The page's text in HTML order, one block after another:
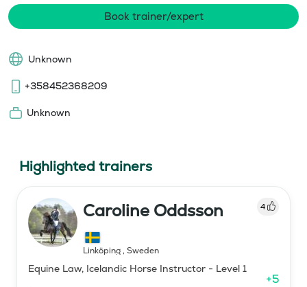
Book trainer/expert
Unknown
+358452368209
Unknown
Highlighted trainers
Caroline Oddsson 4
Linköping, Sweden
Equine Law, Icelandic Horse Instructor - Level 1
+5